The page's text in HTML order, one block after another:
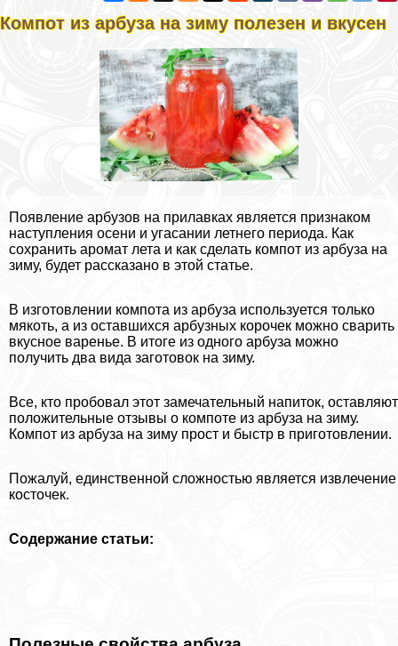
Компот из арбуза на зиму полезен и вкусен
Появление арбузов на прилавках является признаком
наступления осени и угасании летнего периода. Как
сохранить аромат лета и как сделать компот из арбуза на
зиму, будет рассказано в этой статье.
В изготовлении компота из арбуза используется только
мякоть, а из оставшихся арбузных корочек можно сварить
вкусное варенье. В итоге из одного арбуза можно
получить два вида заготовок на зиму.
Все, кто пробовал этот замечательный напиток, оставляют
положительные отзывы о компоте из арбуза на зиму.
Компот из арбуза на зиму прост и быстр в приготовлении.
Пожалуй, единственной сложностью является извлечение
косточек.
Содержание статьи: